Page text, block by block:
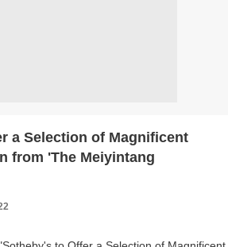
a Selection of Magnificent
from 'The Meiyintang